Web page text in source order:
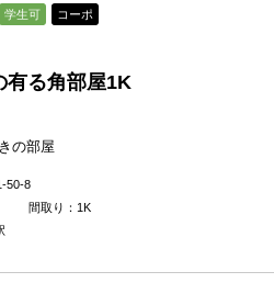
学生可 コーポ
有る角部屋1K
の部屋
50-8
間取り：1K